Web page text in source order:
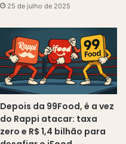
25 de julho de 2025
Depois da 99Food, é a vez
do Rappi atacar: taxa
zero e R$ 1,4 bilhão para